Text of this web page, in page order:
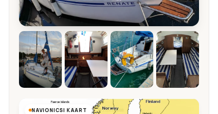
NAVIONICSI KAART